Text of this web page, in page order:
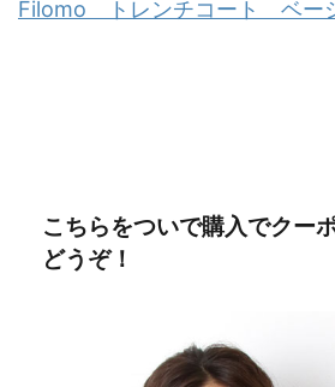
Filomo トレンチコート ベー
こちらをついで購入でクー
どうぞ！